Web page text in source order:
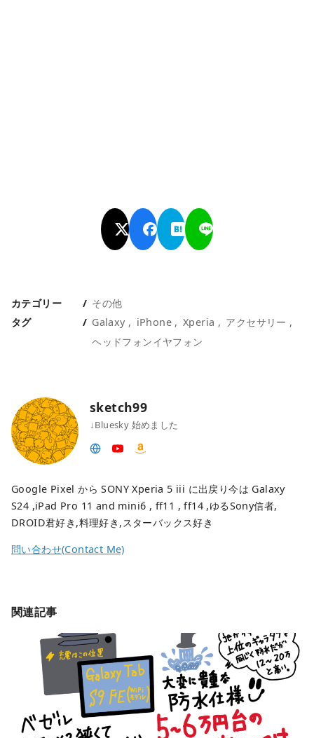
カテゴリー
その他
タグ
Galaxy iPhone Xperia
アクセサリー
ヘッドフォンイヤフォン
sketch99
↓Bluesky 始めました
Google Pixel から SONY Xperia 5 iii に出戻り今は Galaxy
S24 ,iPad Pro 11 and mini6 , ff11 , ff14 ,ゆるSony信者,
DROID君好き,料理好き,スターバックス好き
問い合わせ(Contact Me)
関連記事